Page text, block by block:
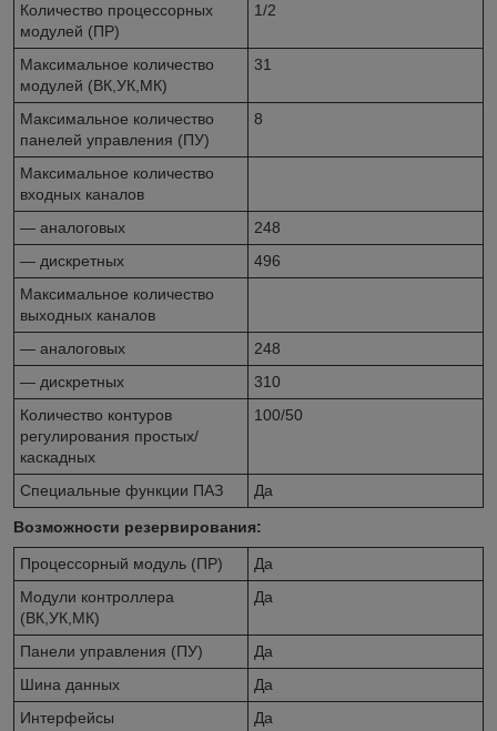
Количество процессорных
модулей (ПР)
1/2
Максимальное количество
модулей (ВК,УК,МК)
31
Максимальное количество
панелей управления (ПУ)
8
Максимальное количество
входных каналов
— аналоговых
248
— дискретных
496
Максимальное количество
выходных каналов
— аналоговых
248
— дискретных
310
Количество контуров
регулирования простых/
каскадных
100/50
Специальные функции ПАЗ Да
Возможности резервирования:
Процессорный модуль (ПР)
Да
Модули контроллера
(ВК,УК,МК)
Да
Панели управления (ПУ)
Да
Шина данных
Да
Интерфейсы
Да